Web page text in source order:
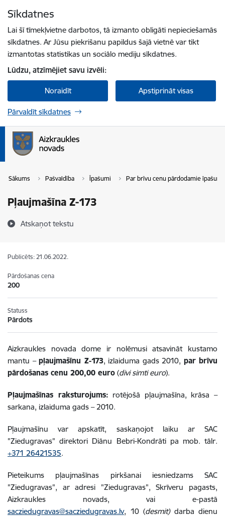
Sīkdatnes
Lai šī tīmekļvietne darbotos, tā izmanto obligāti nepieciešamās
sīkdatnes. Ar Jūsu piekrišanu papildus šajā vietnē var tikt
izmantotas statistikas un sociālo mediju sīkdatnes.
Lūdzu, atzīmējiet savu izvēli:
Noraidīt Apstiprināt visas
Pārvaldīt sīkdatnes
Sākums Pašvaldība Īpašumi Par brīvu cenu pārdodamie īpašumi
Pļaujmašīna Z-173
Atskaņot tekstu
Publicēts: 21.06.2022.
Pārdošanas cena
200
Statuss
Pārdots
Aizkraukles novada dome ir nolēmusi atsavināt kustamo
mantu – pļaujmašīnu Z-173, izlaiduma gads 2010, par brīvu
pārdošanas cenu 200,00 euro (divi simti euro).
Pļaujmašīnas raksturojums: rotējošā pļaujmašīna, krāsa –
sarkana, izlaiduma gads – 2010.
Pļaujmašīnu var apskatīt, saskaņojot laiku ar SAC
"Ziedugravas" direktori Diānu Bebri-Kondrāti pa mob. tālr.
+371 26421535.
Pieteikums pļaujmašīnas pirkšanai iesniedzams SAC
"Ziedugravas", ar adresi "Ziedugravas", Skrīveru pagasts,
Aizkraukles novads, vai e-pastā
sacziedugravas@sacziedugravas.lv, 10 (desmit)darba dienu